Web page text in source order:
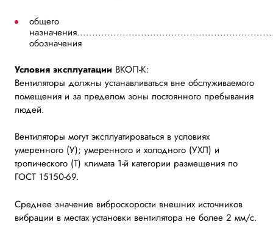
общего
обозначения
Условия эксплуатации ВКОП-К:
Вентиляторы должны устанавливаться вне обслуживаемого
помещения и за пределом зоны постоянного пребывания
людей.
Вентиляторы могут эксплуатироваться в условиях
умеренного (У); умеренного и холодного (УХЛ) и
тропического (Т) климата 1-й категории размещения по
ГОСТ 15150-69.
Среднее значение виброскорости внешних источников
вибрации в местах установки вентилятора не более 2 мм/с.